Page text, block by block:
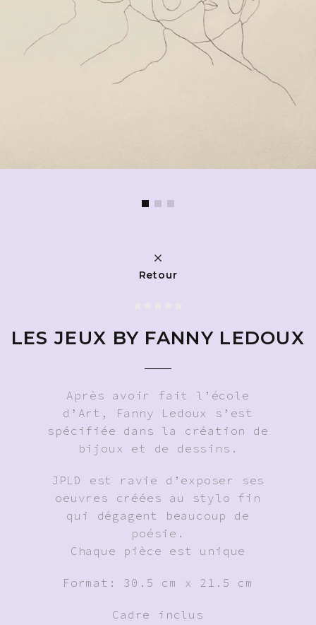
Retour
LES JEUX BY FANNY LEDOUX
Après avoir fait l’école
d’Art, Fanny Ledoux s’est
spécifiée dans la création de
bijoux et de dessins.
JPLD est ravie d’exposer ses
oeuvres créées au stylo fin
qui dégagent beaucoup de
poésie.
Chaque pièce est unique
Format: 30.5 cm x 21.5 cm
Cadre inclus